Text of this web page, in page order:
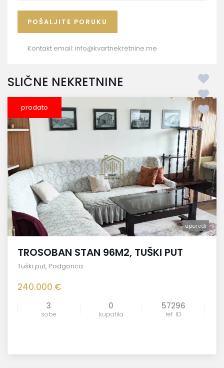
Kontakt email: info@kvartnekretnine.me
SLIČNE NEKRETNINE
prodato
uporedi
TROSOBAN STAN 96M2, TUŠKI PUT
Tuški put, Podgorica
240.000 €
3
sobe
0
kupatila
57296
ref. ID